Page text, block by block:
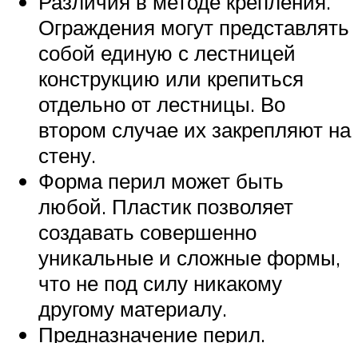
Ограждения могут представлять
собой единую с лестницей
конструкцию или крепиться
отдельно от лестницы. Во
втором случае их закрепляют на
стену.
Форма перил может быть
любой. Пластик позволяет
создавать совершенно
уникальные и сложные формы,
что не под силу никакому
другому материалу.
Предназначение перил.